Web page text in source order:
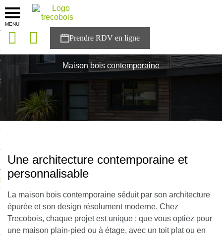
MENU
solutions
Trecobois
à NESTOR
Maison bois contemporaine
Une architecture contemporaine et
personnalisable
La maison bois contemporaine séduit par son architecture
épurée et son design résolument moderne. Chez
Trecobois, chaque projet est unique : que vous optiez pour
une maison plain-pied ou à étage, avec un toit plat ou en